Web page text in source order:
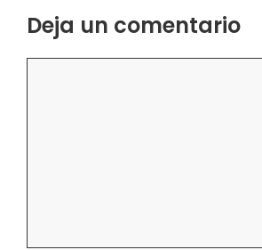
Deja un comentario